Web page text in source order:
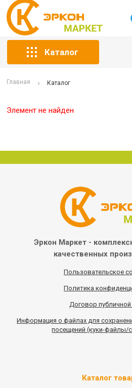
Каталог
Главная Каталог
Элемент не найден
Эркон Маркет -
качественных
Пользовательское
Политика
Договор
Информация о файлах для
посещений (куки-
Каталог